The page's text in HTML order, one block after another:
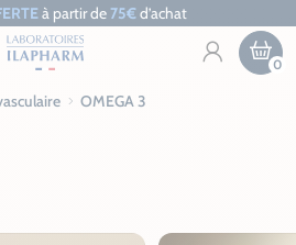
à partir de 75€d’achat
0
OMEGA 3